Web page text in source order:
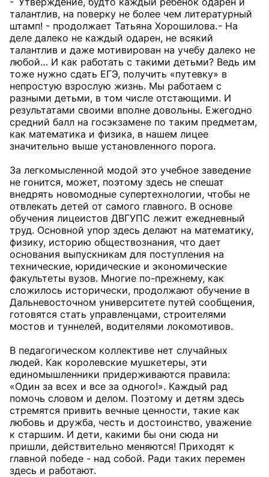
талантлив, на поверку не более чем литературный
штамп! - продолжает Татьяна Хорошилова. - На
деле далеко не каждый одарен, не всякий
талантлив и даже мотивирован на учебу далеко не
любой… И как работать с такими детьми? Ведь им
тоже нужно сдать ЕГЭ, получить «путевку» в
непростую взрослую жизнь. Мы работаем с
разными детьми, в том числе отстающими. И
результатами своими вполне довольны. Ежегодно
средний балл на госэкзамене по таким предметам,
как математика и физика, в нашем лицее
значительно выше установленного порога.
За легкомысленной модой это учебное заведение
не гонится, может, поэтому здесь не спешат
внедрять новомодные супертехнологии, чтобы не
отвлекать детей от самого главного. В основе
обучения лицеистов ДВГУПС лежит ежедневный
труд. Основной упор здесь делают на математику,
физику, историю обществознания, что дает
основания выпускникам для поступления на
технические, юридические и экономические
факультеты вузов. Многие по-прежнему, как
сложилось исторически, продолжают обучение в
Дальневосточном университете путей сообщения,
готовятся стать управленцами, строителями
мостов и туннелей, водителями локомотивов.
В педагогическом коллективе нет случайных
людей. Как королевские мушкетеры, эти
единомышленники придерживаются правила:
«Один за всех и все за одного!». Каждый рад
помочь словом и делом. Поэтому и детям здесь
стремятся привить вечные ценности, такие как
любовь и дружба, честь и достоинство, уважение
к старшим. И дети, какими бы они сюда ни
пришли, действительно меняются! Приходят к
главной победе - над собой. Ради таких перемен
здесь и работают.